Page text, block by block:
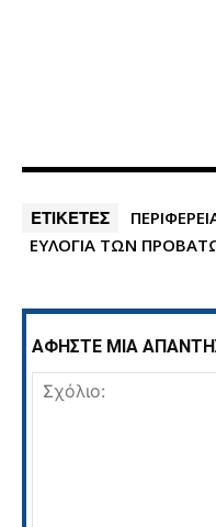
ΕΤΙΚΕΤΕΣ
ΕΥΛΟΓΙΑ ΤΩΝ
ΑΦΗΣΤΕ ΜΙΑ